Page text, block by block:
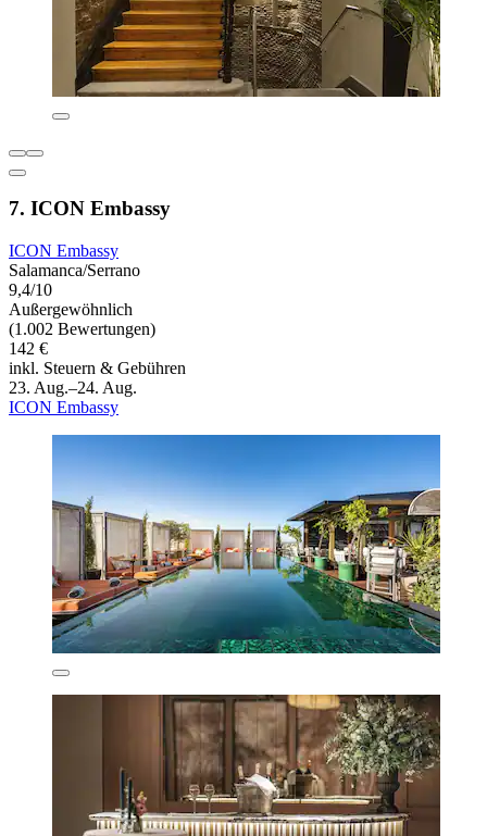
7. ICON Embassy
ICON Embassy
Salamanca/Serrano
9,4/10
Außergewöhnlich
(1.002 Bewertungen)
142 €
inkl. Steuern & Gebühren
23. Aug.–24. Aug.
ICON Embassy